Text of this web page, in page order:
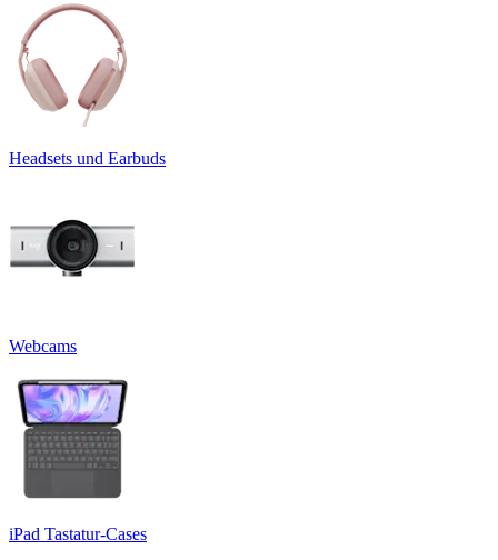
Headsets und Earbuds
Webcams
iPad Tastatur-Cases